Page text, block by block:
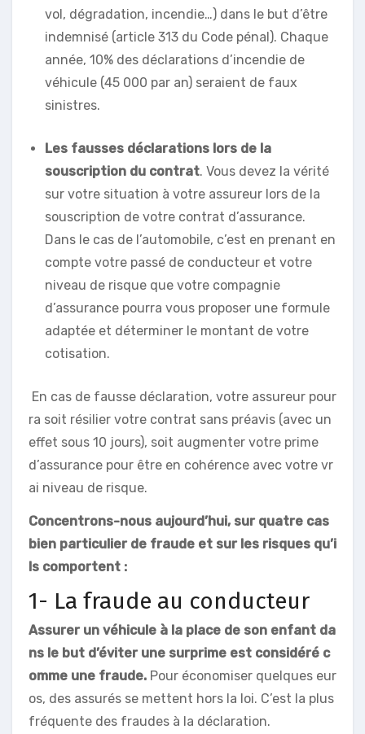
vol, dégradation, incendie…) dans le but d’être
indemnisé (article 313 du Code pénal). Chaque
année, 10% des déclarations d’incendie de
véhicule (45 000 par an) seraient de faux
sinistres.
Les fausses déclarations lors de la
souscription du contrat. Vous devez la vérité
sur votre situation à votre assureur lors de la
souscription de votre contrat d’assurance.
Dans le cas de l’automobile, c’est en prenant en
compte votre passé de conducteur et votre
niveau de risque que votre compagnie
d’assurance pourra vous proposer une formule
adaptée et déterminer le montant de votre
cotisation.
En cas de fausse déclaration, votre assureur pour
ra soit résilier votre contrat sans préavis (avec un
effet sous 10 jours), soit augmenter votre prime
d’assurance pour être en cohérence avec votre vr
ai niveau de risque.
Concentrons-nous aujourd’hui, sur quatre cas
bien particulier de fraude et sur les risques qu’i
ls comportent :
1- La fraude au conducteur
Assurer un véhicule à la place de son enfant da
ns le but d’éviter une surprime est considéré c
omme une fraude. Pour économiser quelques eur
os, des assurés se mettent hors la loi. C’est la plus
fréquente des fraudes à la déclaration.